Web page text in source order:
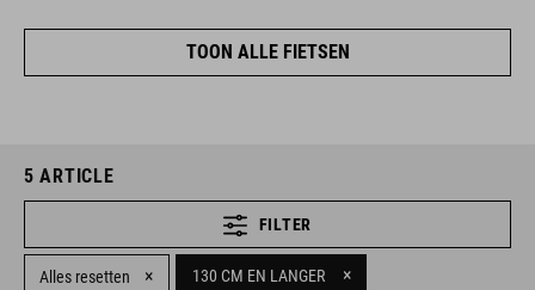
TOON ALLE FIETSEN
5 ARTICLE
FILTER
Alles resetten × 130 CM EN LANGER ×